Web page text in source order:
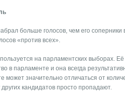
больше голосов, чем его
«против всех».
на парламентских выборах. Её
в парламенте и она всегда
может значительно отличаться от
кандидатов просто пропадают.